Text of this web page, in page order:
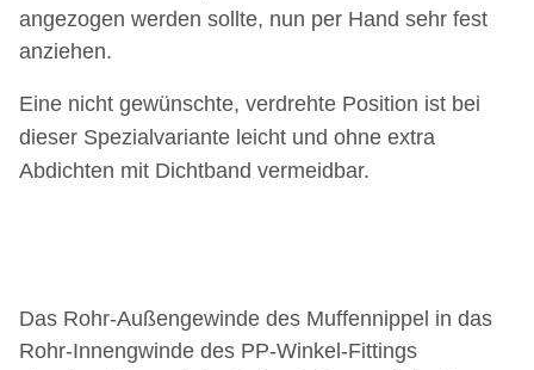
angezogen werden sollte, nun per Hand sehr fest
anziehen.
Eine nicht gewünschte, verdrehte Position ist bei
dieser Spezialvariante leicht und ohne extra
Abdichten mit Dichtband vermeidbar.
Das Rohr-Außengewinde des Muffennippel in das
Rohr-Innengwinde des PP-Winkel-Fittings